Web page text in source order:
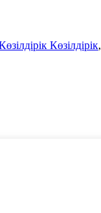
Көзілдірік,